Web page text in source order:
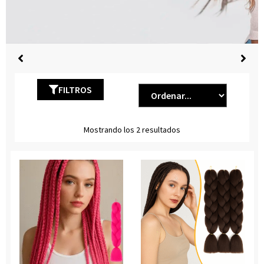
Mostrando los 2 resultados
FILTROS